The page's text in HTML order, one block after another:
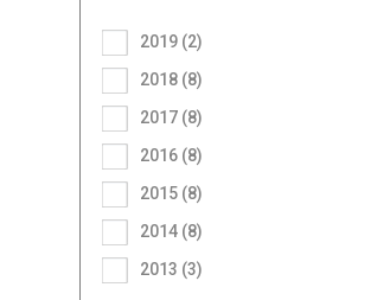
2013 (3)
2014 (8)
2015 (8)
2016 (8)
2017 (8)
2018 (8)
2019 (2)